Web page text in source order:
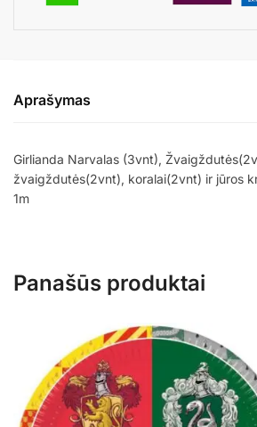
Aprašymas
Girlianda Narvalas (3vnt),
žvaigždutės(2vnt), koralai(2vnt) ir jūros
1m
Panašūs produktai